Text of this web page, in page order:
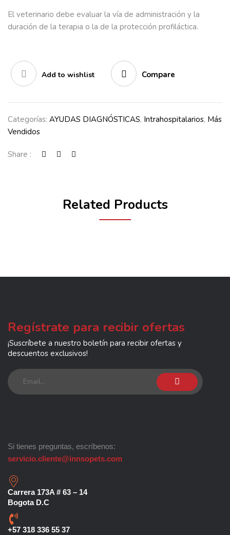
El veterinario debe evaluar la vía de administración y la
duración de la terapia o la de la protección profiláctica.
Add to wishlist Compare
Categorías: AYUDAS DIAGNÓSTICAS, Intrahospitalarios, Más
Vendidos
Share :
Related Products
Regístrate para recibir ofertas
¡Suscríbete a nuestro boletín para recibir ofertas y
descuentos exclusivos!
Si tienes preguntas, escríbenos:
servicio.cliente@innsopets.com
Carrera 173A # 63 – 14
Bogota D.C
+57 318 336 55 37